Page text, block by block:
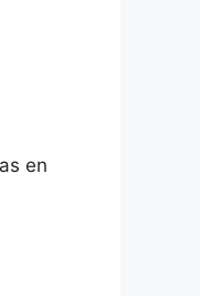
en